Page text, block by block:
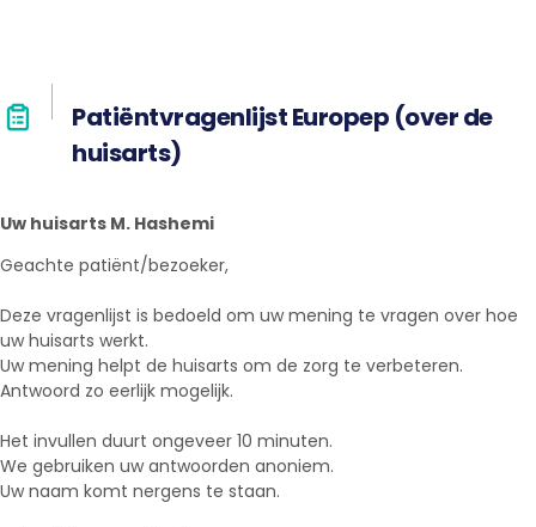
Patiëntvragenlijst Europep (over de
huisarts)
Uw huisarts M. Hashemi
Geachte patiënt/bezoeker,
Deze vragenlijst is bedoeld om uw mening te vragen over hoe
uw huisarts werkt.
Uw mening helpt de huisarts om de zorg te verbeteren.
Antwoord zo eerlijk mogelijk.
Het invullen duurt ongeveer 10 minuten.
We gebruiken uw antwoorden anoniem.
Uw naam komt nergens te staan.